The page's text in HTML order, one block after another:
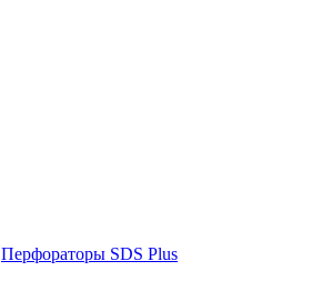
Перфораторы SDS Plus